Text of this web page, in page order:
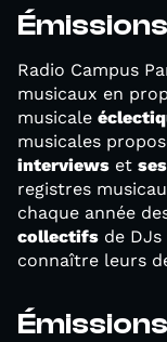
Radio Campus
musicaux en
musicale
musicales
interviews et
registres
chaque année
collectifs de
connaître leurs